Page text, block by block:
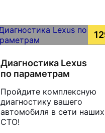
Диагностика Lexus
по параметрам
Пройдите комплексную
диагностику вашего
автомобиля в сети наших
СТО!